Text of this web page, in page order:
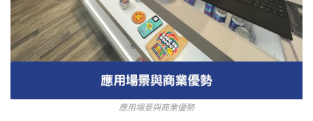
應用場景與商業優勢